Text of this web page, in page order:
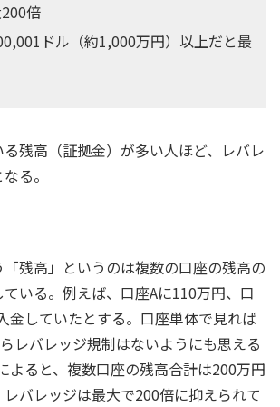
倍
ドル（約1,000万円）以上だと最
残高（証拠金）が多い人ほど、レバレ
る。
残高」というのは複数の口座の残高の
いる。例えば、口座Aに110万円、口
金していたとする。口座単体で見れば
レバレッジ規制はないようにも思える
よると、複数口座の残高合計は200万円
バレッジは最大で200倍に抑えられて